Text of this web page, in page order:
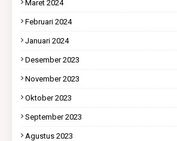
Maret 2024
Februari 2024
Januari 2024
Desember 2023
November 2023
Oktober 2023
September 2023
Agustus 2023